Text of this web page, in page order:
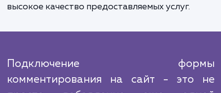
понимания потребностей аудитории, и
комментариев является одним из
эффективных способов получения